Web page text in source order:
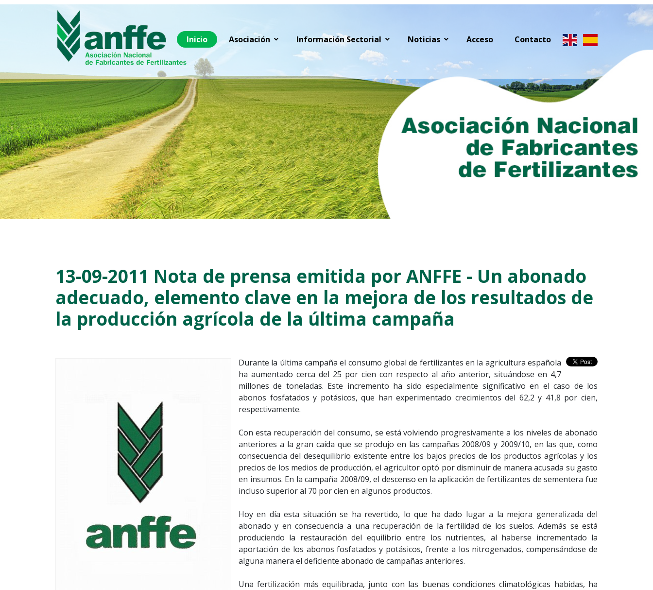
Inicio Asociación Información Sectorial Noticias Acceso Contacto
13-09-2011 Nota de prensa emitida por ANFFE - Un abonado
adecuado, elemento clave en la mejora de los resultados de
la producción agrícola de la última campaña
Durante la última campaña el consumo global de fertilizantes en la agricultura española
ha aumentado cerca del 25 por cien con respecto al año anterior, situándose en 4,7
millones de toneladas. Este incremento ha sido especialmente significativo en el caso de los
abonos fosfatados y potásicos, que han experimentado crecimientos del 62,2 y 41,8 por cien,
respectivamente.
Con esta recuperación del consumo, se está volviendo progresivamente a los niveles de abonado
anteriores a la gran caída que se produjo en las campañas 2008/09 y 2009/10, en las que, como
consecuencia del desequilibrio existente entre los bajos precios de los productos agrícolas y los
precios de los medios de producción, el agricultor optó por disminuir de manera acusada su gasto
en insumos. En la campaña 2008/09, el descenso en la aplicación de fertilizantes de sementera fue
incluso superior al 70 por cien en algunos productos.
Hoy en día esta situación se ha revertido, lo que ha dado lugar a la mejora generalizada del
abonado y en consecuencia a una recuperación de la fertilidad de los suelos. Además se está
produciendo la restauración del equilibrio entre los nutrientes, al haberse incrementado la
aportación de los abonos fosfatados y potásicos, frente a los nitrogenados, compensándose de
alguna manera el deficiente abonado de campañas anteriores.
Una fertilización más equilibrada, junto con las buenas condiciones climatológicas habidas, ha